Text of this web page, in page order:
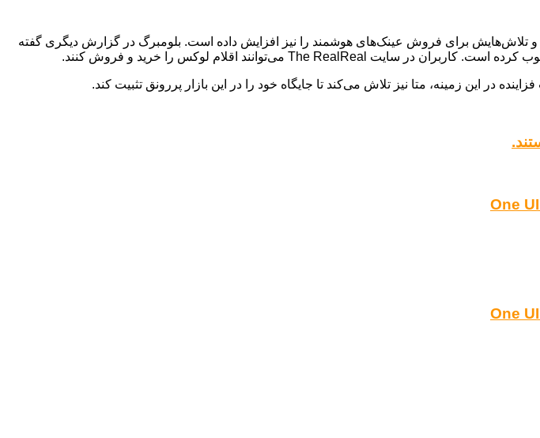
است و تلاش‌هایش برای فروش عینک‌های هوشمند را نیز افزایش داده است. بلومبرگ در گزارش دیگری گفته
در این زمینه، متا نیز تلاش می‌کند تا جایگاه خود را در این بازار پررونق تثبیت کند.